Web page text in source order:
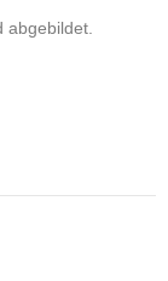
abgebildet.